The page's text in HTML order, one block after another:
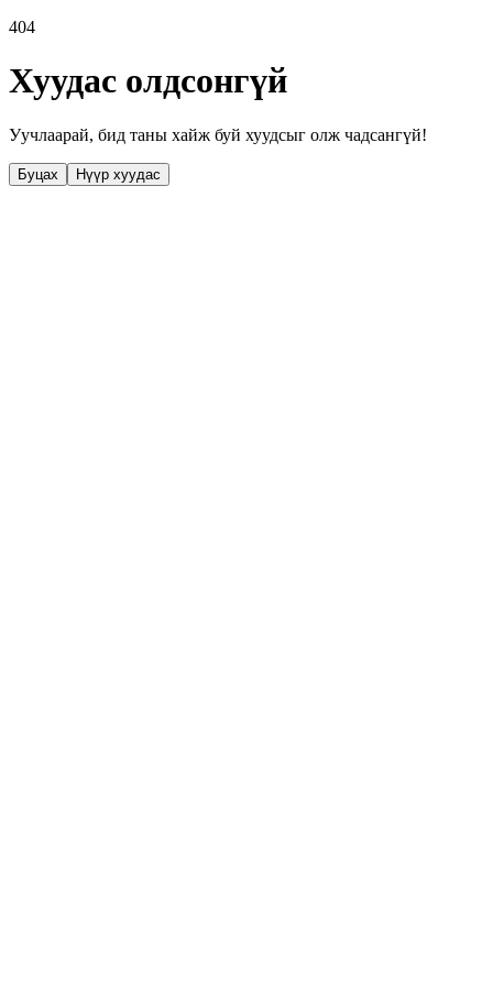
404
Хуудас олдсонгүй
Уучлаарай, бид таны хайж буй хуудсыг олж чадсангүй!
Буцах Нүүр хуудас